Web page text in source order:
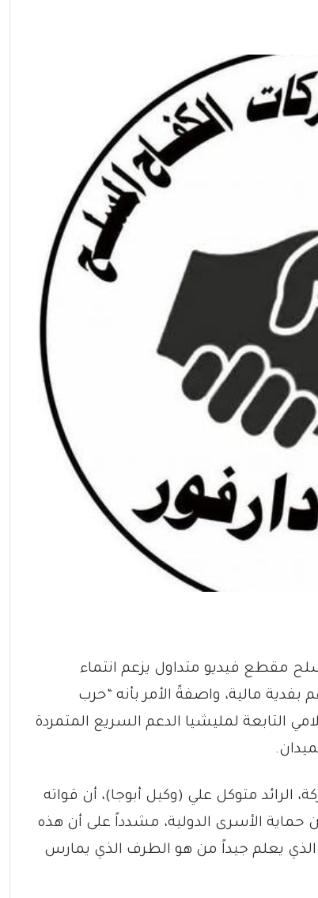
مقطع فيديو متداول يزعم انتماء
مالية، واصفةً الأمر بأنه “حرب
التابعة لمليشيا الدعم السريع المتمردة
الرائد متوكل علي (وكيل أبوجا)، أن قواته
حماية الأسرى الدولية، مشدداً على أن هذه
يعلم جيداً من هو الطرف الذي يمارس